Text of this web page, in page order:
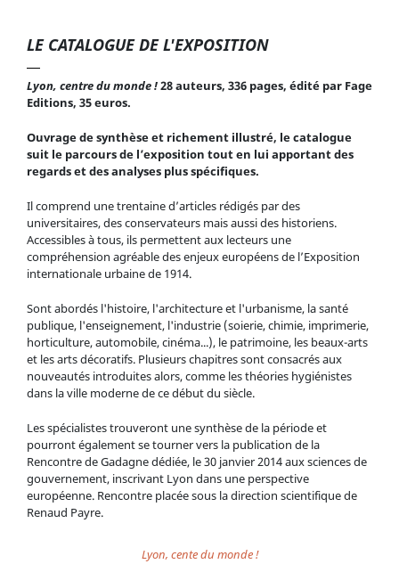
LE CATALOGUE DE L'EXPOSITION
Lyon, centre du monde !28 auteurs, 336 pages, édité par Fage
Editions, 35 euros.
Ouvrage de synthèse et richement illustré, le catalogue
suit le parcours de l’exposition tout en lui apportant des
regards et des analyses plus spécifiques.
Il comprend une trentaine d’articles rédigés par des
universitaires, des conservateurs mais aussi des historiens.
Accessibles à tous, ils permettent aux lecteurs une
compréhension agréable des enjeux européens de l’Exposition
internationale urbaine de 1914.
Sont abordés l'histoire, l'architecture et l'urbanisme, la santé
publique, l'enseignement, l'industrie (soierie, chimie, imprimerie,
horticulture, automobile, cinéma...), le patrimoine, les beaux-arts
et les arts décoratifs. Plusieurs chapitres sont consacrés aux
nouveautés introduites alors, comme les théories hygiénistes
dans la ville moderne de ce début du siècle.
Les spécialistes trouveront une synthèse de la période et
pourront également se tourner vers la publication de la
Rencontre de Gadagne dédiée, le 30 janvier 2014 aux sciences de
gouvernement, inscrivant Lyon dans une perspective
européenne. Rencontre placée sous la direction scientifique de
Renaud Payre.
Lyon, cente du monde !